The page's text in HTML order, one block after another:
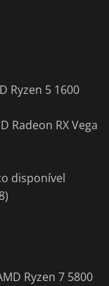
Ryzen 5 1600
Radeon RX Vega
disponível
Ryzen 7 5800